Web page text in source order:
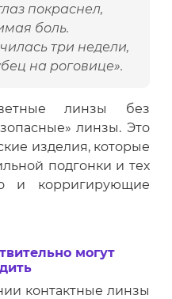
покраснел,
боль.
три недели,
на роговице».
линзы без
линзы. Это
изделия, которые
подгонки и тех
и корригирующие
могут
контактные линзы